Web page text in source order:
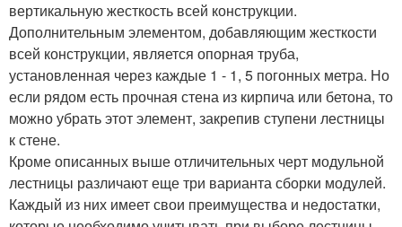
вертикальную жесткость всей конструкции.
Дополнительным элементом, добавляющим жесткости
всей конструкции, является опорная труба,
установленная через каждые 1 - 1, 5 погонных метра. Но
если рядом есть прочная стена из кирпича или бетона, то
можно убрать этот элемент, закрепив ступени лестницы
к стене.
Кроме описанных выше отличительных черт модульной
лестницы различают еще три варианта сборки модулей.
Каждый из них имеет свои преимущества и недостатки,